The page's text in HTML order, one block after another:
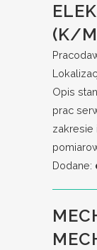
(K/
Opis
prac
zakresie
Dodane: